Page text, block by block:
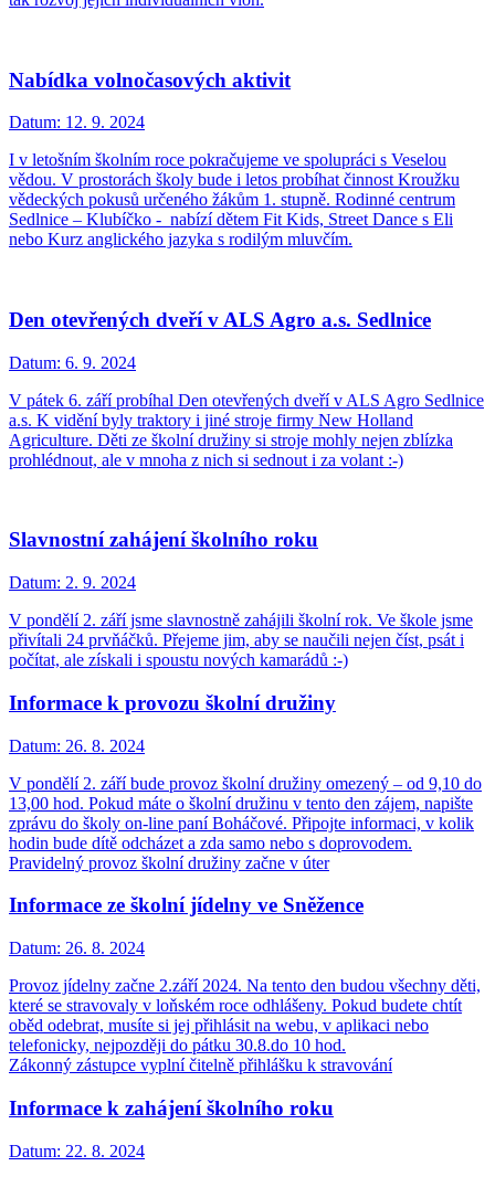
Nabídka volnočasových aktivit
Datum: 12. 9. 2024
I v letošním školním roce pokračujeme ve spolupráci s Veselou
vědou. V prostorách školy bude i letos probíhat činnost Kroužku
vědeckých pokusů určeného žákům 1. stupně. Rodinné centrum
Sedlnice – Klubíčko - nabízí dětem Fit Kids, Street Dance s Eli
nebo Kurz anglického jazyka s rodilým mluvčím.
Den otevřených dveří v ALS Agro a.s. Sedlnice
Datum: 6. 9. 2024
V pátek 6. září probíhal Den otevřených dveří v ALS Agro Sedlnice
a.s. K vidění byly traktory i jiné stroje firmy New Holland
Agriculture. Děti ze školní družiny si stroje mohly nejen zblízka
prohlédnout, ale v mnoha z nich si sednout i za volant :-)
Slavnostní zahájení školního roku
Datum: 2. 9. 2024
V pondělí 2. září jsme slavnostně zahájili školní rok. Ve škole jsme
přivítali 24 prvňáčků. Přejeme jim, aby se naučili nejen číst, psát i
počítat, ale získali i spoustu nových kamarádů :-)
Informace k provozu školní družiny
Datum: 26. 8. 2024
V pondělí 2. září bude provoz školní družiny omezený – od 9,10 do
13,00 hod. Pokud máte o školní družinu v tento den zájem, napište
zprávu do školy on-line paní Boháčové. Připojte informaci, v kolik
hodin bude dítě odcházet a zda samo nebo s doprovodem.
Pravidelný provoz školní družiny začne v úter
Informace ze školní jídelny ve Sněžence
Datum: 26. 8. 2024
Provoz jídelny začne 2.září 2024. Na tento den budou všechny děti,
které se stravovaly v loňském roce odhlášeny. Pokud budete chtít
oběd odebrat, musíte si jej přihlásit na webu, v aplikaci nebo
telefonicky, nejpozději do pátku 30.8.do 10 hod.
Zákonný zástupce vyplní čitelně přihlášku k stravování
Informace k zahájení školního roku
Datum: 22. 8. 2024